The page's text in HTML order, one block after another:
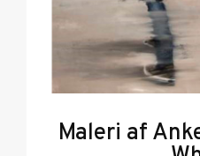
Maleri af